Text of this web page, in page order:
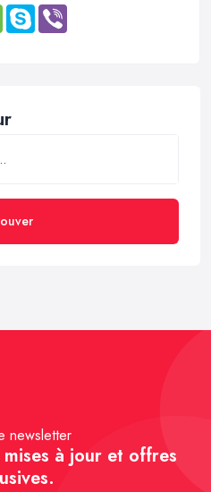
MessageSkype
newsletter
à jour et offres